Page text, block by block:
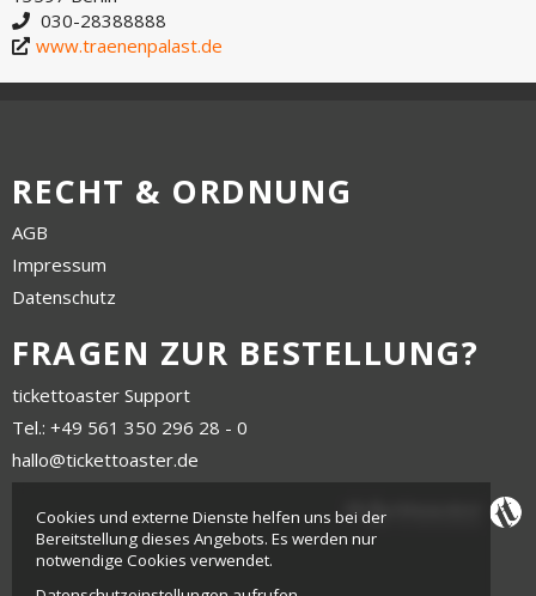
030-28388888
www.traenenpalast.de
RECHT & ORDNUNG
AGB
Impressum
Datenschutz
FRAGEN ZUR BESTELLUNG?
tickettoaster Support
Tel.: +49 561 350 296 28 - 0
hallo@tickettoaster.de
Cookies und externe Dienste helfen uns bei der
Bereitstellung dieses Angebots. Es werden nur
notwendige Cookies verwendet.